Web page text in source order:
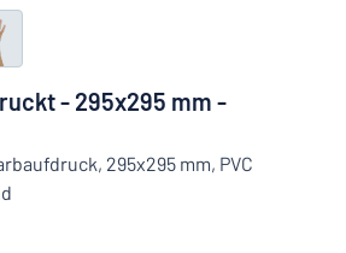
- 295x295 mm -
295x295 mm, PVC